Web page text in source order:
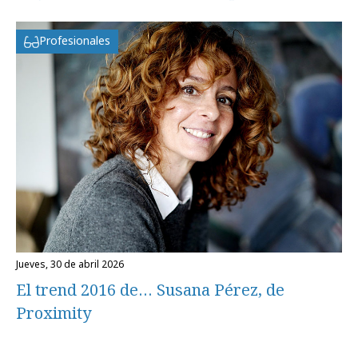
Profesionales
jueves, 30 de abril 2026
El trend 2016 de… Susana Pérez, de
Proximity